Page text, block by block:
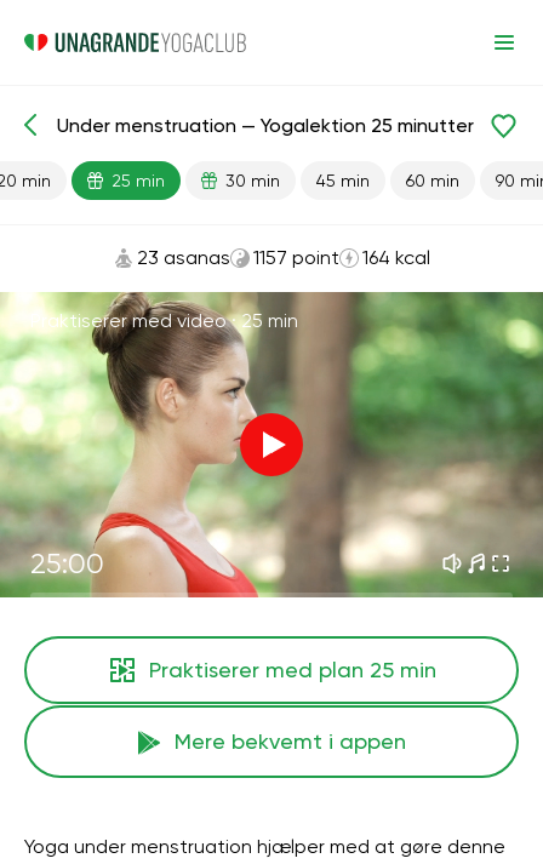
Færdiglavede lektioner Menstruation
Under menstruation — Yogalektion 25 minutter
min 25 min 30 min 45 min 60 min 90
23 asanas 1157 point 164 kcal
Praktiserer med video ·25 min
25:00
Praktiserer med plan 25 min
Mere bekvemt i appen
Yoga under menstruation hjælper med at gøre denne